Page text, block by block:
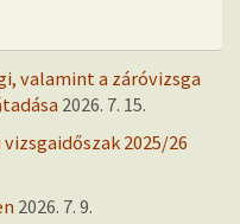
valamint a záróvizsga
2026. 7. 15.
2025/26
2026. 7. 9.